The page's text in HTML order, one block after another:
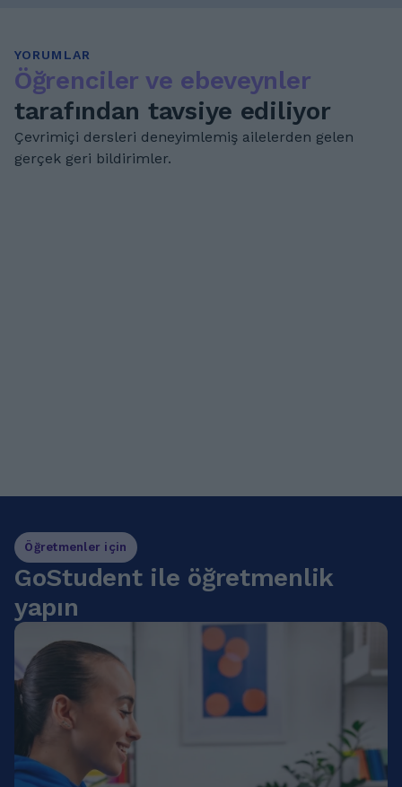
YORUMLAR
Öğrenciler ve ebeveynler
tarafından tavsiye ediliyor
Çevrimiçi dersleri deneyimlemiş ailelerden gelen
gerçek geri bildirimler.
Öğretmenler için
GoStudent ile öğretmenlik
yapın